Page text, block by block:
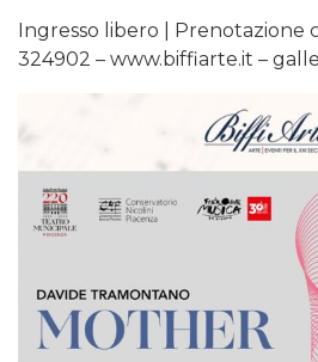
Ingresso libero | Prenotazione
324902 – www.biffiarte.it –